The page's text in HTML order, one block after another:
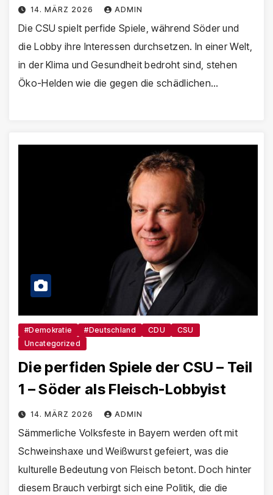
14. MÄRZ 2026 ADMIN
Die CSU spielt perfide Spiele, während Söder und
die Lobby ihre Interessen durchsetzen. In einer Welt,
in der Klima und Gesundheit bedroht sind, stehen
Öko-Helden wie die gegen die schädlichen…
#Demokratie #Deutschland CDU
CSU
Uncategorized
Die perfiden Spiele der CSU – Teil
1 – Söder als Fleisch-Lobbyist
14. MÄRZ 2026 ADMIN
Sämmerliche Volksfeste in Bayern werden oft mit
Schweinshaxe und Weißwurst gefeiert, was die
kulturelle Bedeutung von Fleisch betont. Doch hinter
diesem Brauch verbirgt sich eine Politik, die die